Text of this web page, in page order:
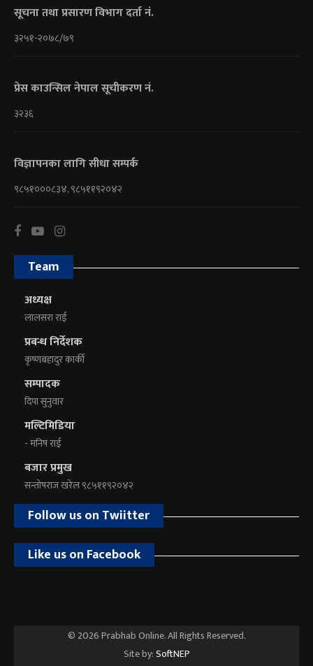
सूचना तथा प्रसारण विभाग दर्ता नं.
३२५१-२०७८/७९
प्रेस काउन्सिल नेपाल सूचीकरण नं.
३२३६
विज्ञापनका लागि सीधा सम्पर्क
९८५१०००८३४, ९८५११९२०४२
Team
अध्यक्ष
लालसरा राई
प्रबन्ध निर्देशक
कृष्णबहादुर कार्की
सम्पादक
दिपा सुनुवार
मल्टिमिडिया
- मनिष राई
बजार प्रमुख
सन्तोषराज खरेल ९८५११९२०४२
Follow us on Twiitter
Like us on Facebook
© 2026 Prabhab Online. All Rights Reserved.
Site by:SoftNEP